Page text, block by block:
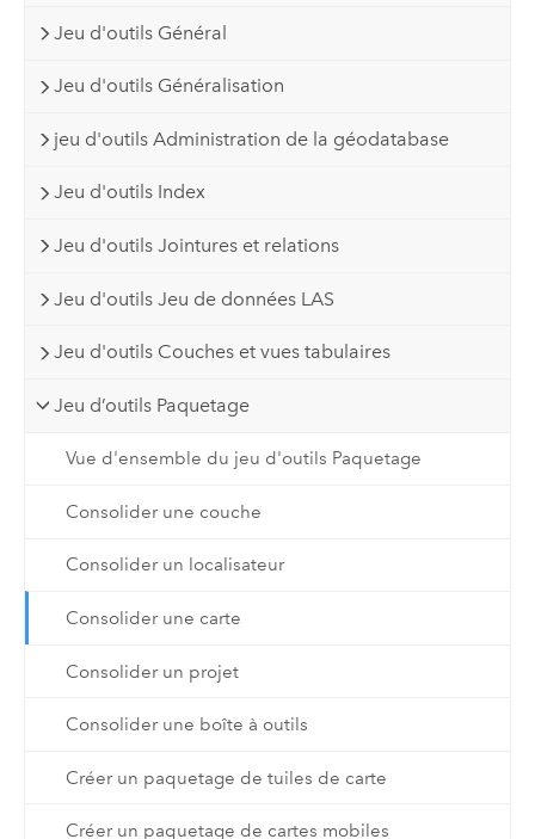
Jeu d'outils Général
Jeu d'outils Généralisation
jeu d'outils Administration de la géodatabase
Jeu d'outils Index
Jeu d'outils Jointures et relations
Jeu d'outils Jeu de données LAS
Jeu d'outils Couches et vues tabulaires
Jeu d’outils Paquetage
Vue d'ensemble du jeu d'outils Paquetage
Consolider une couche
Consolider un localisateur
Consolider une carte
Consolider un projet
Consolider une boîte à outils
Créer un paquetage de tuiles de carte
Créer un paquetage de cartes mobiles